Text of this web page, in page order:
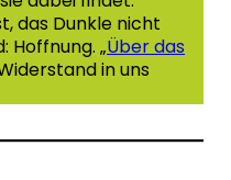
das Dunkle nicht
Hoffnung. „Über das
in uns